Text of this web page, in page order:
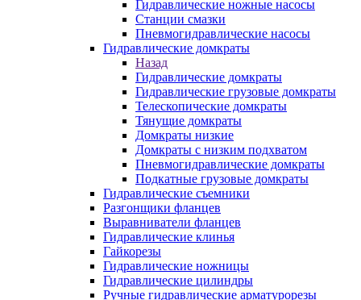
Гидравлические ножные насосы
Станции смазки
Пневмогидравлические насосы
Гидравлические домкраты
Назад
Гидравлические домкраты
Гидравлические грузовые домкраты
Телескопические домкраты
Тянущие домкраты
Домкраты низкие
Домкраты с низким подхватом
Пневмогидравлические домкраты
Подкатные грузовые домкраты
Гидравлические съемники
Разгонщики фланцев
Выравниватели фланцев
Гидравлические клинья
Гайкорезы
Гидравлические ножницы
Гидравлические цилиндры
Ручные гидравлические арматурорезы